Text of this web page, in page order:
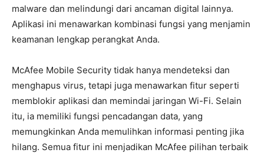
malware dan melindungi dari ancaman digital lainnya.
Aplikasi ini menawarkan kombinasi fungsi yang menjamin
keamanan lengkap perangkat Anda.
McAfee Mobile Security tidak hanya mendeteksi dan
menghapus virus, tetapi juga menawarkan fitur seperti
memblokir aplikasi dan memindai jaringan Wi-Fi. Selain
itu, ia memiliki fungsi pencadangan data, yang
memungkinkan Anda memulihkan informasi penting jika
hilang. Semua fitur ini menjadikan McAfee pilihan terbaik